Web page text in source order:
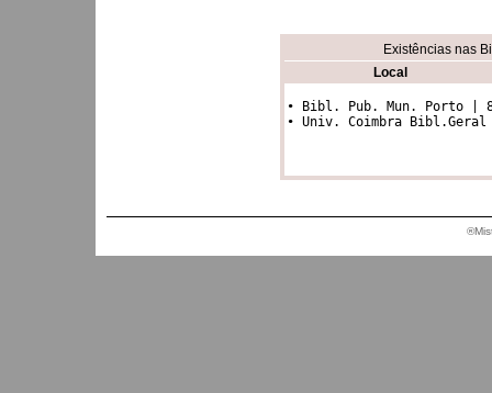
Existências nas
Local
• Bibl. Pub. Mun. Porto |
• Univ. Coimbra